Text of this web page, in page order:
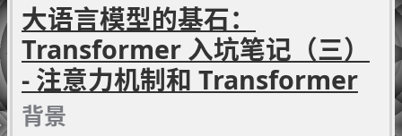
大语言模型的基石：
Transformer 入坑笔记（三）
- 注意力机制和 Transformer
背景